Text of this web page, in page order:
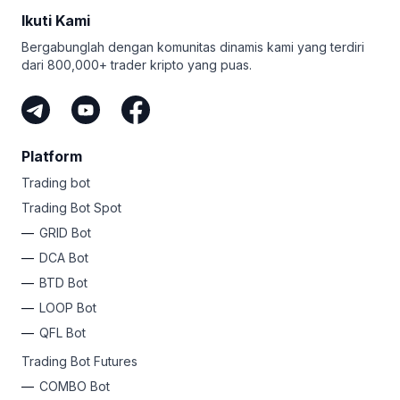
Ikuti Kami
Bergabunglah dengan komunitas dinamis kami yang terdiri
dari 800,000+ trader kripto yang puas.
Platform
Trading bot
Trading Bot Spot
GRID Bot
DCA Bot
BTD Bot
LOOP Bot
QFL Bot
Trading Bot Futures
COMBO Bot